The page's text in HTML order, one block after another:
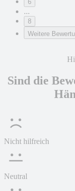
6
...
8
Weitere
Sind die
Nicht hilfreich
Neutral